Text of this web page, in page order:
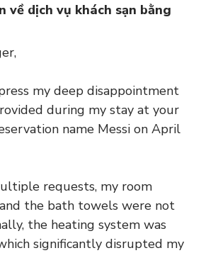
về dịch vụ khách sạn bằng
my deep disappointment
during my stay at your
name Messi on April
requests, my room
the bath towels were not
the heating system was
significantly disrupted my